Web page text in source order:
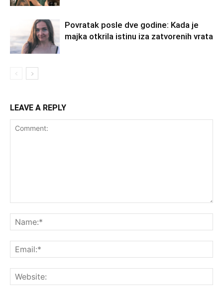
Povratak posle dve godine: Kada je
majka otkrila istinu iza zatvorenih vrata
LEAVE A REPLY